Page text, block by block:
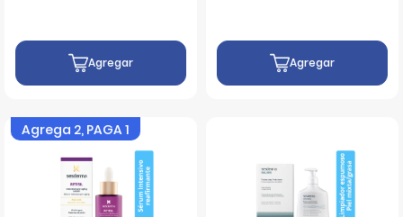
Agregar Agregar
Agrega 2, PAGA 1